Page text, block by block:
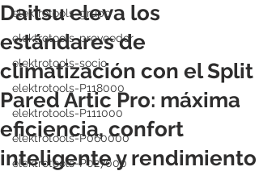
elektrotools-grupo
elektrotools-proveedor
elektrotools-socio
elektrotools-P118000
elektrotools-P111000
elektrotools-P060000
elektrotools-P027000
Daitsu eleva los
estándares de
climatización con el Split
Pared Artic Pro: máxima
eficiencia, confort
inteligente y rendimiento